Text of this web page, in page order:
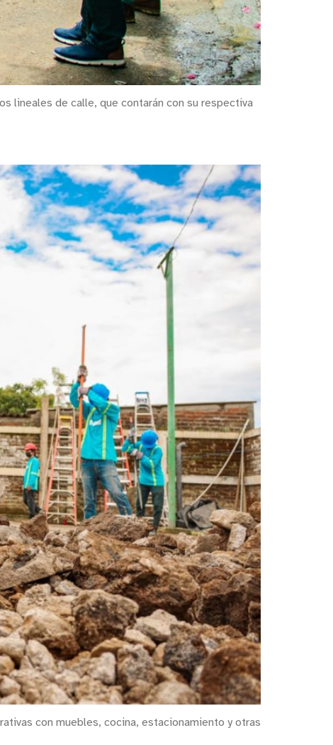
lineales de calle, que contarán con su respectiva
con muebles, cocina, estacionamiento y otras